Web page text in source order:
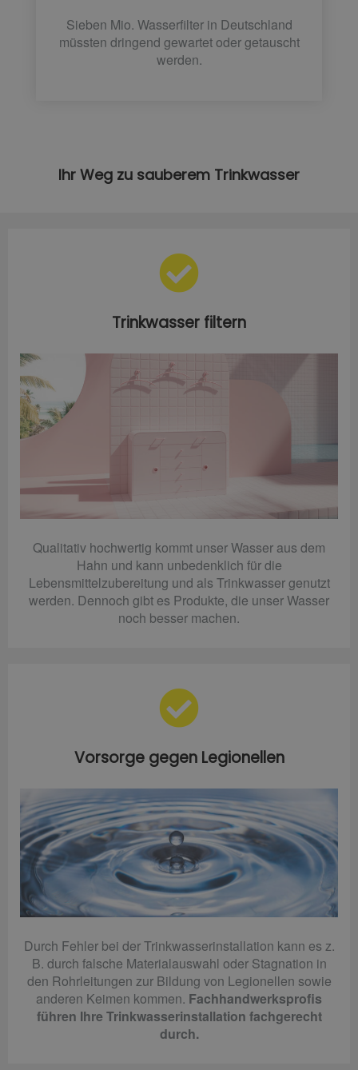
Sieben Mio. Wasserfilter in Deutschland
müssten dringend gewartet oder getauscht
werden.
Ihr Weg zu sauberem Trinkwasser
Trinkwasser filtern
Qualitativ hochwertig kommt unser Wasser aus dem
Hahn und kann unbedenklich für die
Lebensmittelzubereitung und als Trinkwasser genutzt
werden. Dennoch gibt es Produkte, die unser Wasser
noch besser machen.
Vorsorge gegen Legionellen
Durch Fehler bei der Trinkwasserinstallation kann es z.
B. durch falsche Materialauswahl oder Stagnation in
den Rohrleitungen zur Bildung von Legionellen sowie
anderen Keimen kommen. Fachhandwerksprofis
führen Ihre Trinkwasserinstallation fachgerecht
durch.